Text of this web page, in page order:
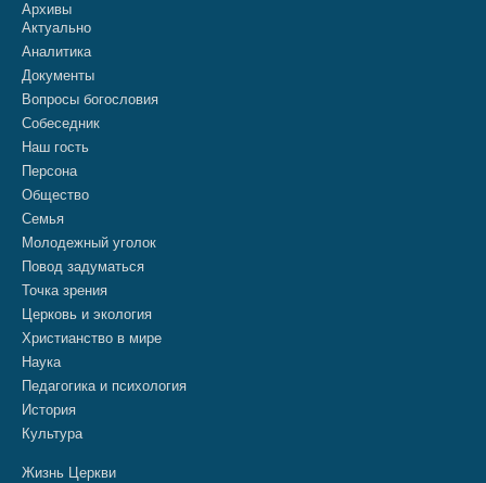
Архивы
Актуально
Аналитика
Документы
Вопросы богословия
Собеседник
Наш гость
Персона
Общество
Семья
Молодежный уголок
Повод задуматься
Точка зрения
Церковь и экология
Христианство в мире
Наука
Педагогика и психология
История
Культура
Жизнь Церкви